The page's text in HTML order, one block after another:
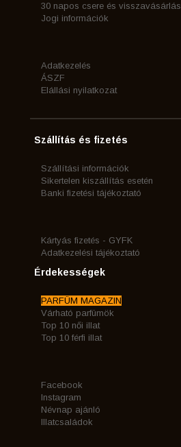
30 napos csere és visszavásárlás
Jogi információk
Adatkezelés
ÁSZF
Elállási nyilatkozat
Szállítás és fizetés
Szállítási információk
Sikertelen kiszállítás esetén
Banki fizetési tájékoztató
Kártyás fizetés - GYFK
Adatkezelési tájékoztató
Érdekességek
PARFÜM MAGAZIN
Várható parfümök
Top 10 női illat
Top 10 férfi illat
Facebook
Instagram
Névnap ajánló
Illatcsaládok